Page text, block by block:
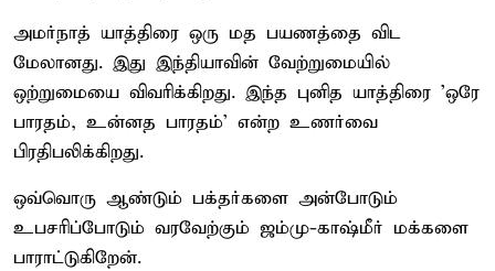
அமர்நாத் யாத்திரை ஒரு மத பயணத்தை விட
மேலானது. இது இந்தியாவின் வேற்றுமையில்
ஒற்றுமையை விவரிக்கிறது. இந்த புனித யாத்திரை 'ஒரே
பாரதம், உன்னத பாரதம்' என்ற உணர்வை
பிரதிபலிக்கிறது.
ஒவ்வொரு ஆண்டும் பக்தர்களை அன்போடும்
உபசரிப்போடும் வரவேற்கும் ஜம்மு-காஷ்மீர் மக்களை
பாராட்டுகிறேன்.